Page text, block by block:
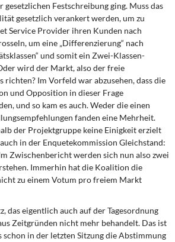
Festschreibung ging. Muss das
gesetzlich verankert werden, um zu
Service Provider ihren Kunden nach
um eine „Differenzierung“ nach
und somit ein Zwei-Klassen-
wird der Markt, also der freie
richten? Im Vorfeld war abzusehen, dass die
und Opposition in dieser Frage
und so kam es auch. Weder die einen
fanden eine Mehrheit.
der Projektgruppe keine Einigkeit erzielt
in der Enquetekommission Gleichstand:
Zwischenbericht werden sich nun also zwei
Immerhin hat die Koalition die
zu einem Votum pro freiem Markt
das eigentlich auch auf der Tagesordnung
Zeitgründen nicht mehr behandelt. Das ist
schon in der letzten Sitzung die Abstimmung